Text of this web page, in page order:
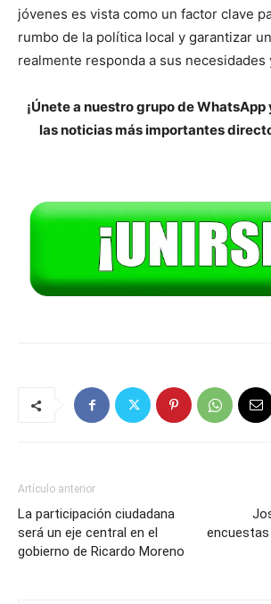
jóvenes es vista como un factor clave
rumbo de la política local y garantizar
realmente responda a sus necesidades
¡Únete a nuestro grupo de WhatsApp
las noticias más importantes
Artículo anterior
La participación ciudadana
será un eje central en el
gobierno de Ricardo Moreno